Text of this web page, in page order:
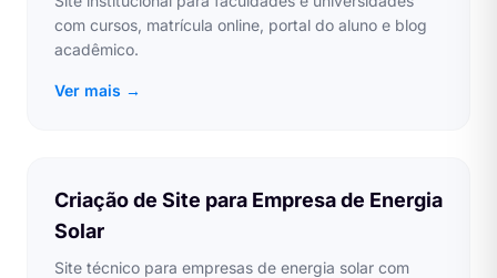
com cursos, matrícula online, portal do aluno e blog
acadêmico.
Ver mais →
Criação de Site para Empresa de Energia
Solar
Site técnico para empresas de energia solar com